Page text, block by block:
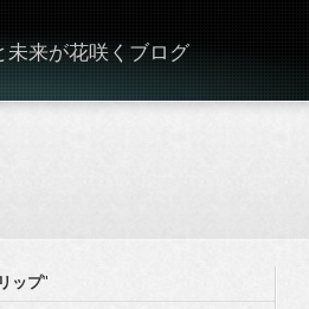
未来が花咲くブログ
ップ"